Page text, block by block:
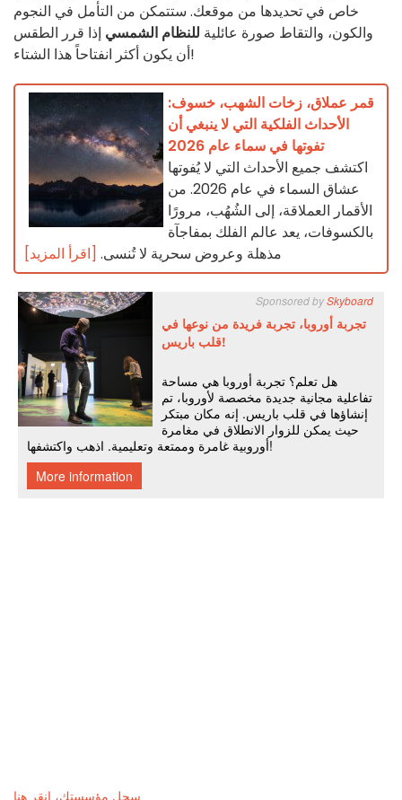
خاص في تحديدها من موقعك. ستتمكن من التأمل في النجوم
والكون، والتقاط صورة عائلية للنظام الشمسي إذا قرر الطقس
أن يكون أكثر انفتاحاً هذا الشتاء!
قمر عملاق، زخات الشهب، خسوف:
الأحداث الفلكية التي لا ينبغي أن
تفوتها في سماء عام 2026
اكتشف جميع الأحداث التي لا يُفوتها
عشاق السماء في عام 2026. من
الأقمار العملاقة، إلى الشُهُب، مرورًا
بالكسوفات، يعد عالم الفلك بمفاجآة
مذهلة وعروض سحرية لا تُنسى. [اقرأ المزيد]